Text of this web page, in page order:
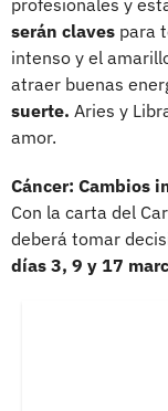
serán claves para
intenso y el
atraer buenas
suerte. Aries y
amor.
Cáncer: Cambios
Con la carta del
deberá tomar
días 3, 9 y 17